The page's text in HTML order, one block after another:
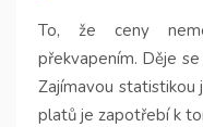
To, že ceny
překvapením. Děje
Zajímavou statistikou
platů je zapotřebí k